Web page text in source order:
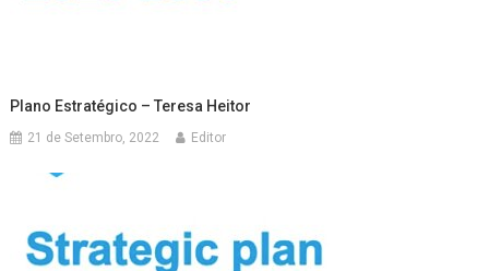
Plano Estratégico – Teresa Heitor
21 de Setembro, 2022 Editor